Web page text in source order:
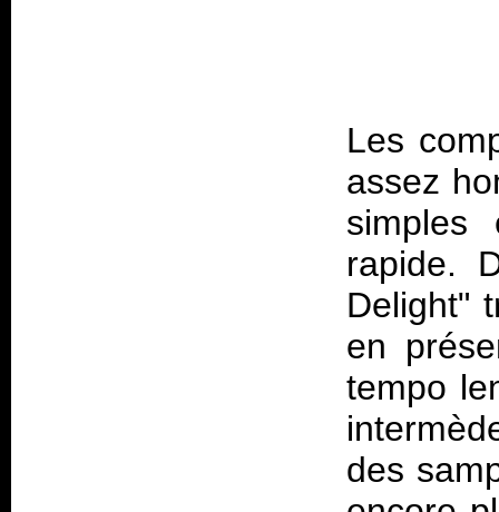
Les
assez
rapide.
Delight"
en
tempo
des